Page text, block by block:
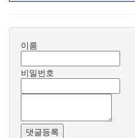
이름
비밀번호
댓글등록